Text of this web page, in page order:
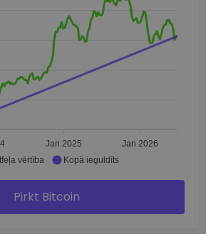
Jan 2025 Jan 2026
vērtība Kopā ieguldīts
Pirkt Bitcoin